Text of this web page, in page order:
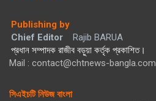
Publishing by
Chief Editor
Rajib BARUA
প্রধান সম্পাদক রাজীব বড়ুয়া কর্তৃক প্রকাশিত।
Mail : contact@chtnews-bangla.com
সিএইচটি নিউজ বাংলা